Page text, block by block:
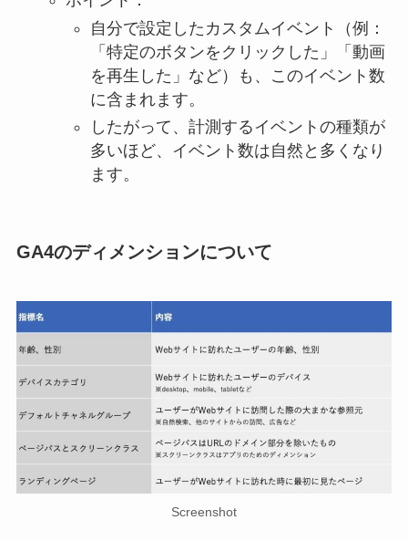
自分で設定したカスタムイベント（例：
「特定のボタンをクリックした」「動画
を再生した」など）も、このイベント数
に含まれます。
したがって、計測するイベントの種類が
多いほど、イベント数は自然と多くなり
ます。
GA4のディメンションについて
Screenshot